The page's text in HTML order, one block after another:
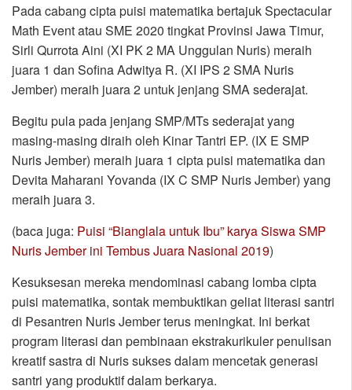
Pada cabang cipta puisi matematika bertajuk Spectacular
Math Event atau SME 2020 tingkat Provinsi Jawa Timur,
Sirli Qurrota Aini (XI PK 2 MA Unggulan Nuris) meraih
juara 1 dan Sofina Adwitya R. (XI IPS 2 SMA Nuris
Jember) meraih juara 2 untuk jenjang SMA sederajat.
Begitu pula pada jenjang SMP/MTs sederajat yang
masing-masing diraih oleh Kinar Tantri EP. (IX E SMP
Nuris Jember) meraih juara 1 cipta puisi matematika dan
Devita Maharani Yovanda (IX C SMP Nuris Jember) yang
meraih juara 3.
(baca juga: Puisi “Bianglala untuk Ibu” karya Siswa SMP
Nuris Jember ini Tembus Juara Nasional 2019)
Kesuksesan mereka mendominasi cabang lomba cipta
puisi matematika, sontak membuktikan geliat literasi santri
di Pesantren Nuris Jember terus meningkat. Ini berkat
program literasi dan pembinaan ekstrakurikuler penulisan
kreatif sastra di Nuris sukses dalam mencetak generasi
santri yang produktif dalam berkarya.